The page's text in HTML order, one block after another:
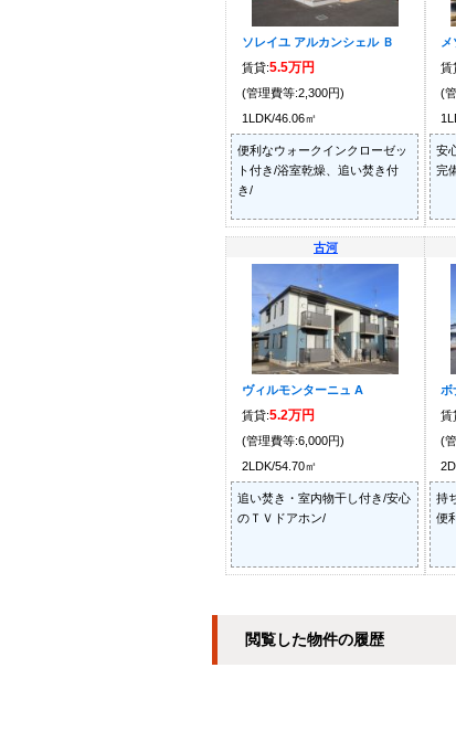
ソレイユ アルカンシェル Ｂ
賃貸:5.5万円
(管理費等:2,300円)
1LDK/46.06㎡
便利なウォークインクローゼッ
ト付き/浴室乾燥、追い焚き付
き/
賃
(
安
完
古河
ヴィルモンターニュ A
賃貸:5.2万円
(管理費等:6,000円)
2LDK/54.70㎡
追い焚き・室内物干し付き/安心
のＴＶドアホン/
ボ
賃
(
持
便
閲覧した物件の履歴